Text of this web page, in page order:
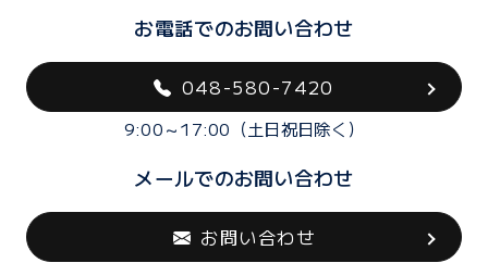
お電話でのお問い合わせ
048-580-7420
9:00～17:00（土日祝日除く）
メールでのお問い合わせ
お問い合わせ